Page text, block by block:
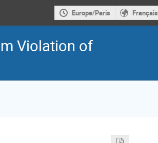
Europe/Paris Français
Violation of